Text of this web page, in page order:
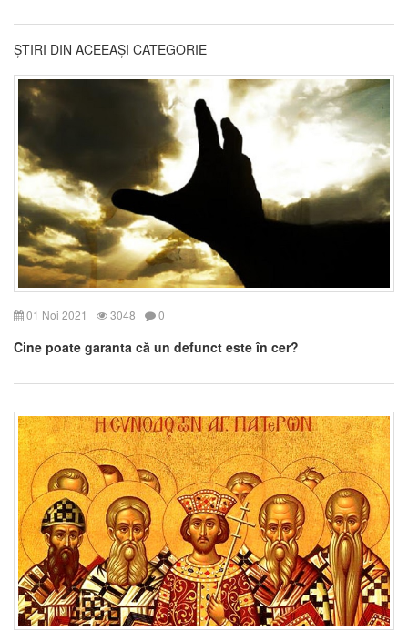
ȘTIRI DIN ACEEAȘI CATEGORIE
01 Noi 2021 3048 0
Cine poate garanta că un defunct este în cer?